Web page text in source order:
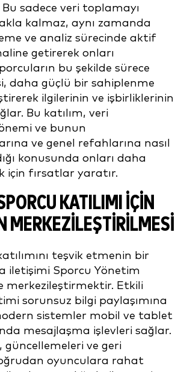
sadece veri toplamayı
kalmaz, aynı zamanda
ve analiz sürecinde aktif
getirerek onları
bu şekilde sürece
daha güçlü bir sahiplenme
ilgilerinin ve işbirliklerinin
Bu katılım, veri
ve bunun
ve genel refahlarına nasıl
konusunda onları daha
için fırsatlar yaratır.
KATILIMI IÇIN
MERKEZILEŞTIRILMESI
teşvik etmenin bir
iletişimi Sporcu Yönetim
merkezileştirmektir. Etkili
sorunsuz bilgi paylaşımına
sistemler mobil ve tablet
mesajlaşma işlevleri sağlar.
güncellemeleri ve geri
oyunculara rahat